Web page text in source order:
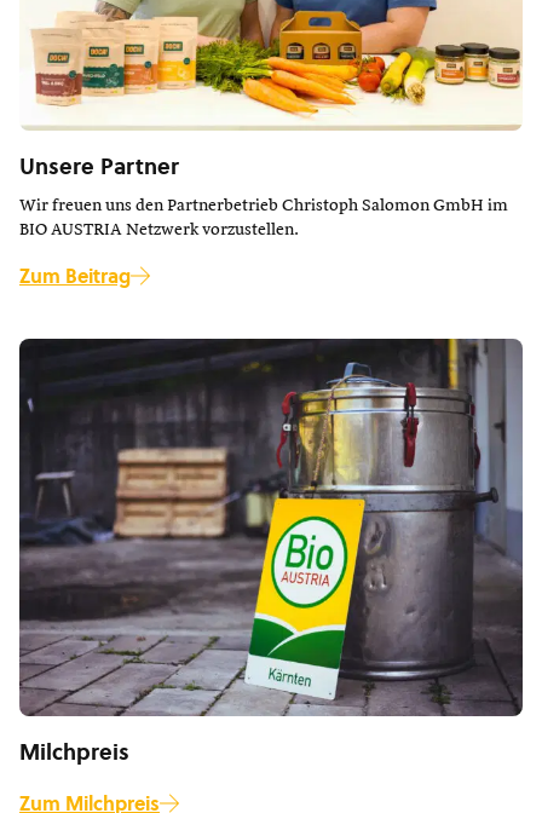
Unsere Partner
Wir freuen uns den Partnerbetrieb Christoph Salomon GmbH im
BIO AUSTRIA Netzwerk vorzustellen.
Zum Beitrag
Milchpreis
Zum Milchpreis